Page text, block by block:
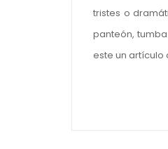
tristes o
panteón,
este un artículo